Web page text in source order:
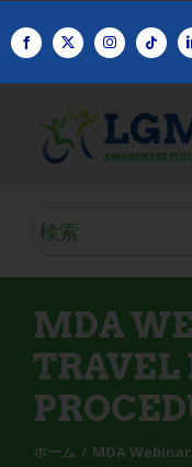
ン
検
ク
エ
リ
MDA
TRAVEL
ホーム MDA